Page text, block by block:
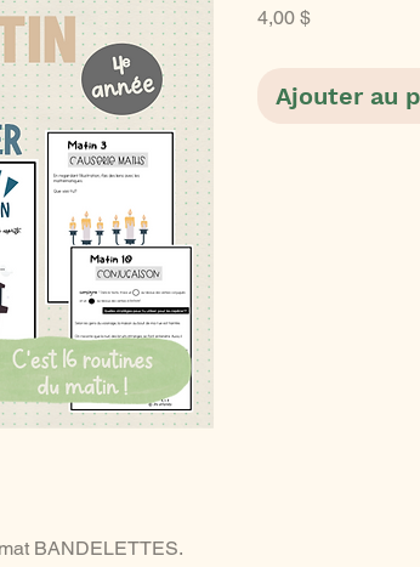
BANDELETTES.
4,00 $Prix
Ajouter au